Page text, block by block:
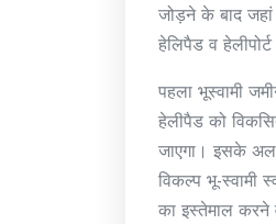
जोड़ने के बाद जहां
हेलिपैड व
पहला भूस्वामी
हेलीपैड को
जाएगा। इसके
विकल्प भू-स्वामी
का इस्तेमाल करने